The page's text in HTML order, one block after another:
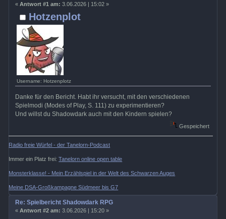
Hotzenplot
Username: Hotzenplotz
« Antwort #1 am: 3.06.2026 | 15:02 »
Danke für den Bericht. Habt ihr versucht, mit den verschiedenen
Spielmodi (Modes of Play, S. 111) zu experimentieren?
Und willst du Shadowdark auch mit den Kindern spielen?
Gespeichert
Radio freie Würfel - der Tanelorn-Podcast
Immer ein Platz frei:Tanelorn online open table
Monsterklasse! - Mein Erzählspiel in der Welt des Schwarzen Auges
Meine DSA-Großkampagne Südmeer bis G7
Re: Spielbericht Shadowdark RPG
« Antwort #2 am: 3.06.2026 | 15:20 »